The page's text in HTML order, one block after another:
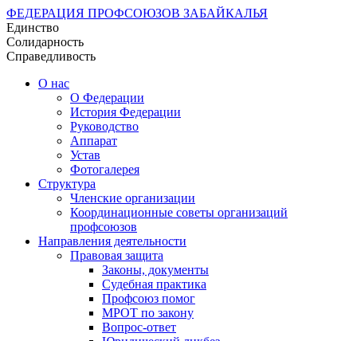
ФЕДЕРАЦИЯ ПРОФСОЮЗОВ ЗАБАЙКАЛЬЯ
Единство
Солидарность
Справедливость
О нас
О Федерации
История Федерации
Руководство
Аппарат
Устав
Фотогалерея
Структура
Членские организации
Координационные советы организаций
профсоюзов
Направления деятельности
Правовая защита
Законы, документы
Судебная практика
Профсоюз помог
МРОТ по закону
Вопрос-ответ